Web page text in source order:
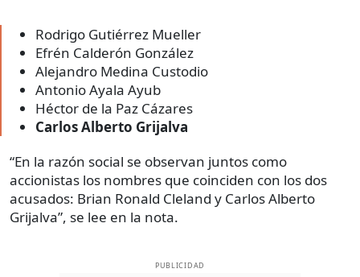
Rodrigo Gutiérrez Mueller
Efrén Calderón González
Alejandro Medina Custodio
Antonio Ayala Ayub
Héctor de la Paz Cázares
Carlos Alberto Grijalva
“En la razón social se observan juntos como
accionistas los nombres que coinciden con los dos
acusados: Brian Ronald Cleland y Carlos Alberto
Grijalva”, se lee en la nota.
PUBLICIDAD